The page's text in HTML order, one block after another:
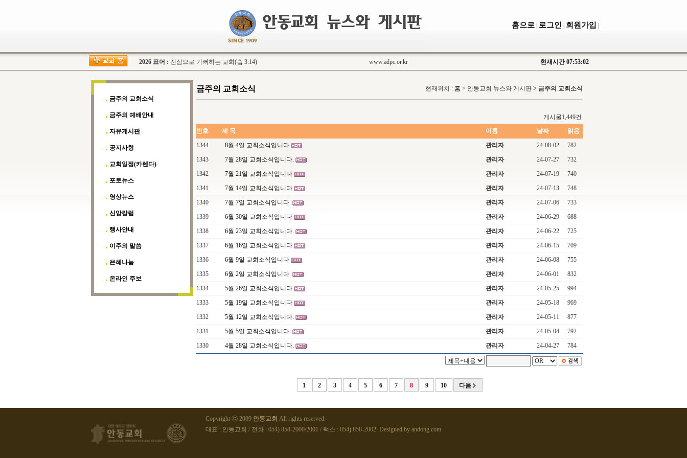
홈으로 로그인 회원가입
2026 표어 : 전심으로 기뻐하는 교회(습 3:14) www.adpc.or.kr 현재시간07:53:02
금주의 교회소식
금주의 예배안내
자유게시판
공지사항
교회일정(카렌다)
포토뉴스
영상뉴스
신앙칼럼
행사안내
이주의 말씀
은혜나눔
온라인 주보
금주의 교회소식 현재위치 : 홈 > 안동교회 뉴스와 게시판 > 금주의 교회소식
게시물1,449건
번호
제 목 이름 날짜
읽음
1344
8월 4일 교회소식입니다 관리자 24-08-02
782
1343
7월 28일 교회소식입니다. 관리자 24-07-27
732
1342
7월 21일 교회소식입니다 관리자 24-07-19
740
1341
7월 14일 교회소식입니다 관리자 24-07-13
748
1340
7월 7일 교회소식입니다. 관리자 24-07-06
733
1339
6월 30일 교회소식입니다 관리자 24-06-29
688
1338
6월 23일 교회소식입니다. 관리자 24-06-22
725
1337
6월 16일 교회소식입니다 관리자 24-06-15
709
1336
6월 9일 교회소식입니다 관리자 24-06-08
755
1335
6월 2일 교회소식입니다. 관리자 24-06-01
832
1334
5월 26일 교회소식입니다 관리자 24-05-25
994
1333
5월 19일 교회소식입니다 관리자 24-05-18
969
1332
5월 12일 교회소식입니다. 관리자 24-05-11
877
1331
5월 5일 교회소식입니다. 관리자 24-05-04
792
1330
4월 28일 교회소식입니다. 관리자 24-04-27 784
1 2 3 4 5 6 7 8 9 10 다음
Copyright ⓒ 2009 안동교회 All rights reserved.
대표 : 안동교회 / 전화 : 054) 858-2000/2001 / 팩스 : 054) 858-2002 Designed by andong.com